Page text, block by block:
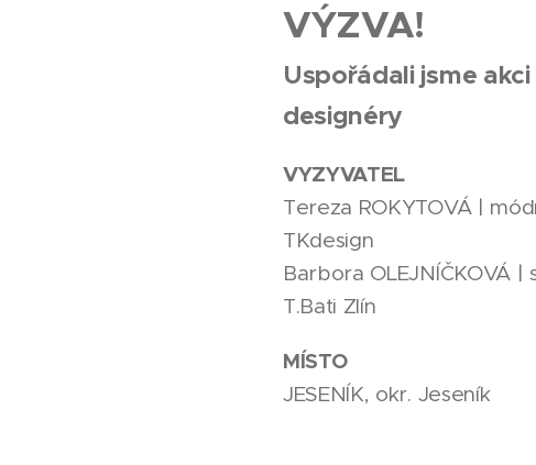
VÝZVA!
Uspořádali jsme
designéry
VYZYVATEL
Tereza ROKYTOVÁ |
TKdesign
Barbora OLEJNÍČKOVÁ
T.Bati Zlín
MÍSTO
JESENÍK, okr. Jeseník